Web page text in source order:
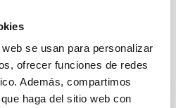
se usan para personalizar
ofrecer funciones de redes
Además, compartimos
haga del sitio web con